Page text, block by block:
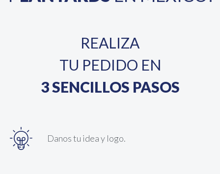
REALIZA
TU PEDIDO EN
3 SENCILLOS PASOS
Danos tu idea y logo.